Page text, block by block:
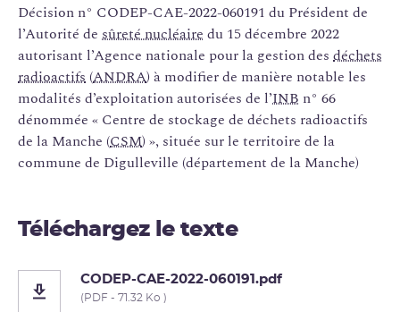
Décision n° CODEP-CAE-2022-060191 du Président de
l’Autorité de sûreté nucléaire du 15 décembre 2022
autorisant l’Agence nationale pour la gestion des déchets
radioactifs (ANDRA) à modifier de manière notable les
modalités d’exploitation autorisées de l’INB n° 66
dénommée « Centre de stockage de déchets radioactifs
de la Manche (CSM) », située sur le territoire de la
commune de Digulleville (département de la Manche)
Téléchargez le texte
CODEP-CAE-2022-060191.pdf
(PDF - 71.32 Ko )